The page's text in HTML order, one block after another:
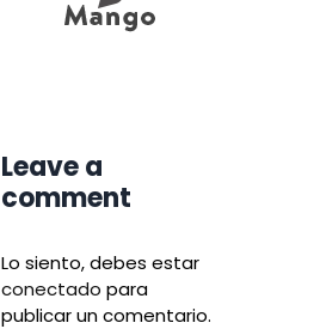
Leave a
comment
Lo siento, debes estar
conectado para
publicar un comentario.